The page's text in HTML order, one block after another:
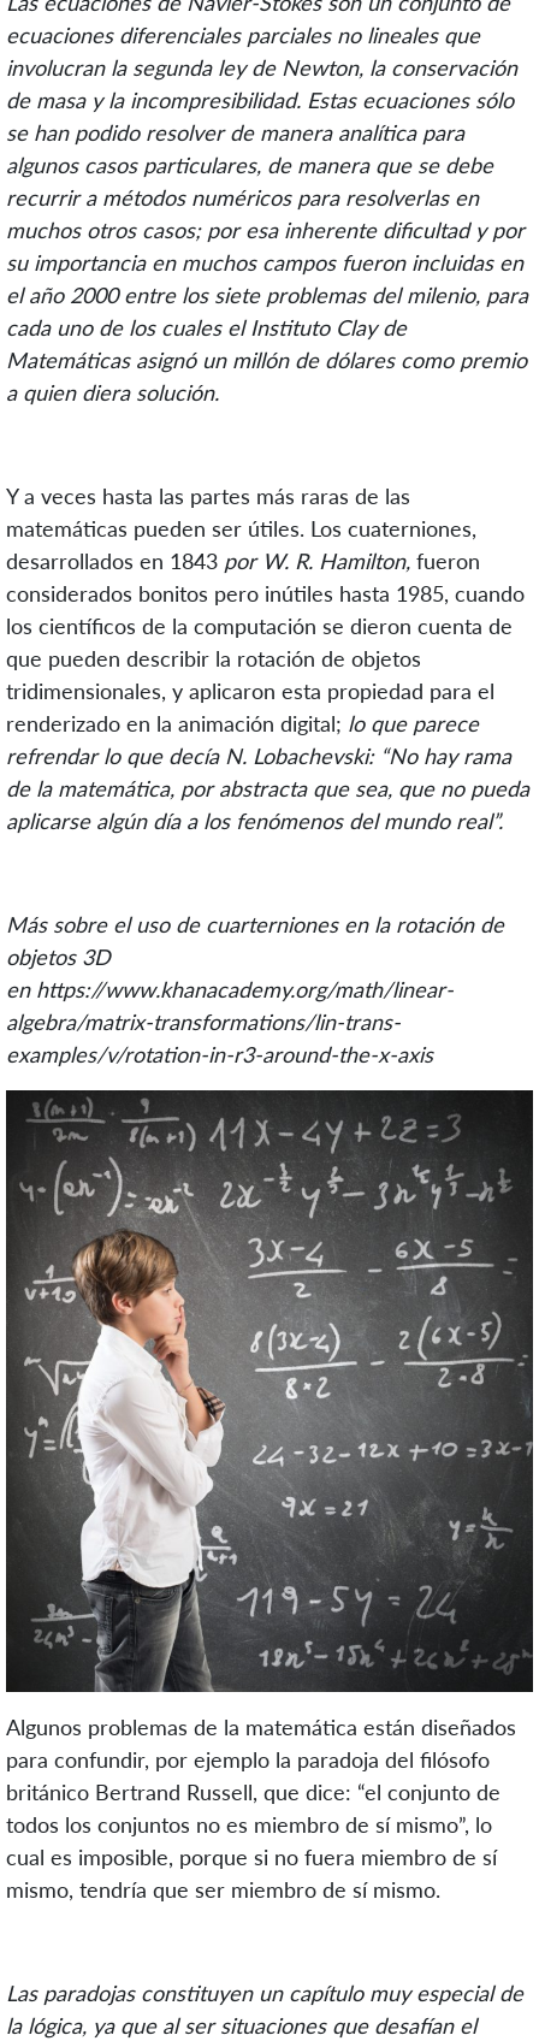
ecuaciones diferenciales parciales no lineales que
involucran la segunda ley de Newton, la conservación
de masa y la incompresibilidad. Estas ecuaciones sólo
se han podido resolver de manera analítica para
algunos casos particulares, de manera que se debe
recurrir a métodos numéricos para resolverlas en
muchos otros casos; por esa inherente dificultad y por
su importancia en muchos campos fueron incluidas en
el año 2000 entre los siete problemas del milenio, para
cada uno de los cuales el Instituto Clay de
Matemáticas asignó un millón de dólares como premio
a quien diera solución.
Y a veces hasta las partes más raras de las
matemáticas pueden ser útiles. Los cuaterniones,
desarrollados en 1843 por W. R. Hamilton, fueron
considerados bonitos pero inútiles hasta 1985, cuando
los científicos de la computación se dieron cuenta de
que pueden describir la rotación de objetos
tridimensionales, y aplicaron esta propiedad para el
renderizado en la animación digital; lo que parece
refrendar lo que decía N. Lobachevski: “No hay rama
de la matemática, por abstracta que sea, que no pueda
aplicarse algún día a los fenómenos del mundo real”.
Más sobre el uso de cuarterniones en la rotación de
objetos 3D
en https://www.khanacademy.org/math/linear-
algebra/matrix-transformations/lin-trans-
examples/v/rotation-in-r3-around-the-x-axis
Algunos problemas de la matemática están diseñados
para confundir, por ejemplo la paradoja del filósofo
británico Bertrand Russell, que dice: “el conjunto de
todos los conjuntos no es miembro de sí mismo”, lo
cual es imposible, porque si no fuera miembro de sí
mismo, tendría que ser miembro de sí mismo.
Las paradojas constituyen un capítulo muy especial de
la lógica, ya que al ser situaciones que desafían el